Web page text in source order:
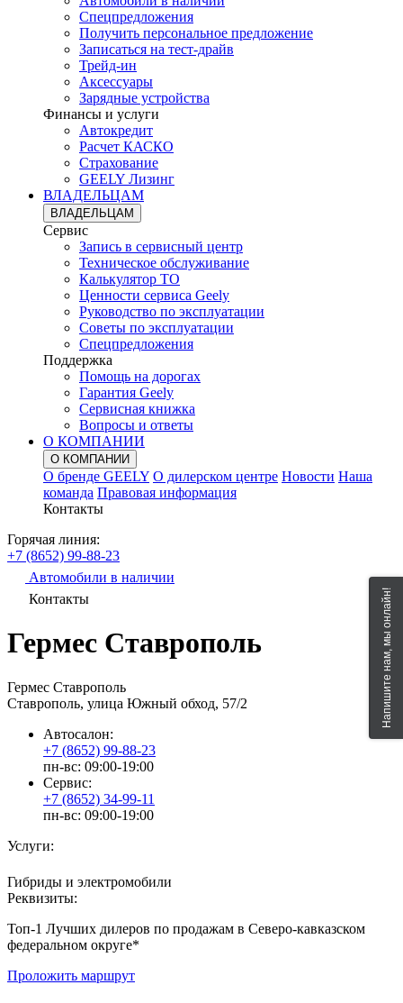
Спецпредложения
Получить персональное предложение
Записаться на тест-драйв
Трейд-ин
Аксессуары
Зарядные устройства
Финансы и услуги
Автокредит
Расчет КАСКО
Страхование
GEELY Лизинг
ВЛАДЕЛЬЦАМ
ВЛАДЕЛЬЦАМ
Сервис
Запись в сервисный центр
Техническое обслуживание
Калькулятор ТО
Ценности сервиса Geely
Руководство по эксплуатации
Советы по эксплуатации
Спецпредложения
Поддержка
Помощь на дорогах
Гарантия Geely
Сервисная книжка
Вопросы и ответы
О КОМПАНИИ
О КОМПАНИИ
О бренде GEELY О дилерском центре Новости Наша
команда Правовая информация
Контакты
Горячая линия:
+7 (8652) 99-88-23
Автомобили в наличии
Контакты
Гермес Ставрополь
Гермес Ставрополь
Ставрополь, улица Южный обход, 57/2
Автосалон:
+7 (8652) 99-88-23
пн-вс: 09:00-19:00
Сервис:
+7 (8652) 34-99-11
пн-вс: 09:00-19:00
Услуги:
Гибриды и электромобили
Реквизиты:
Топ-1 Лучших дилеров по продажам в Северо-кавказском
федеральном округе*
Проложить маршрут
Напишите нам, мы онлайн!